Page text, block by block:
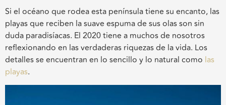
Si el océano que rodea esta península tiene su encanto, las
playas que reciben la suave espuma de sus olas son sin
duda paradisíacas. El 2020 tiene a muchos de nosotros
reflexionando en las verdaderas riquezas de la vida. Los
detalles se encuentran en lo sencillo y lo natural como las
playas.